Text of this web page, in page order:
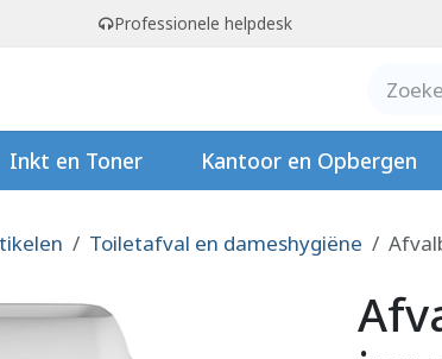
Professionele helpdesk
Inkt en Toner Kantoor en Opbergen
Toiletafval en dameshygiëne